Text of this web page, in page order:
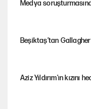
Medya
Beşiktaş’tan
Aziz Yıldırım'ın kızını